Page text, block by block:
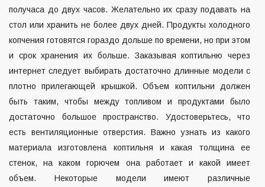
получаса до двух часов. Желательно их сразу подавать на
стол или хранить не более двух дней. Продукты холодного
копчения готовятся гораздо дольше по времени, но при этом
и срок хранения их больше. Заказывая коптильню через
интернет следует выбирать достаточно длинные модели с
плотно прилегающей крышкой. Объем коптильни должен
быть таким, чтобы между топливом и продуктами было
достаточно большое пространство. Удостоверьтесь, что
есть вентиляционные отверстия. Важно узнать из какого
материала изготовлена коптильня и какая толщина ее
стенок, на каком горючем она работает и какой имеет
объем. Некоторые модели имеют различные